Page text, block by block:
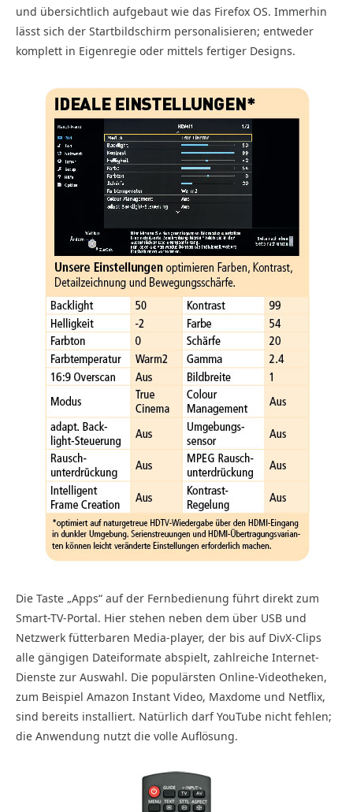
und übersichtlich aufgebaut wie das Firefox OS. Immerhin
lässt sich der Startbildschirm personalisieren; entweder
komplett in Eigenregie oder mittels fertiger Designs.
Die Taste „Apps“ auf der Fernbedienung führt direkt zum
Smart-TV-Portal. Hier stehen neben dem über USB und
Netzwerk fütterbaren Media-player, der bis auf DivX-Clips
alle gängigen Dateiformate abspielt, zahlreiche Internet-
Dienste zur Auswahl. Die populärsten Online-Videotheken,
zum Beispiel Amazon Instant Video, Maxdome und Netflix,
sind bereits installiert. Natürlich darf YouTube nicht fehlen;
die Anwendung nutzt die volle Auflösung.